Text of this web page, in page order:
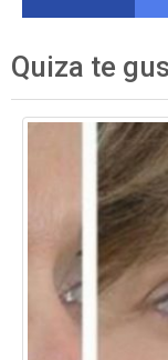
Quiza te